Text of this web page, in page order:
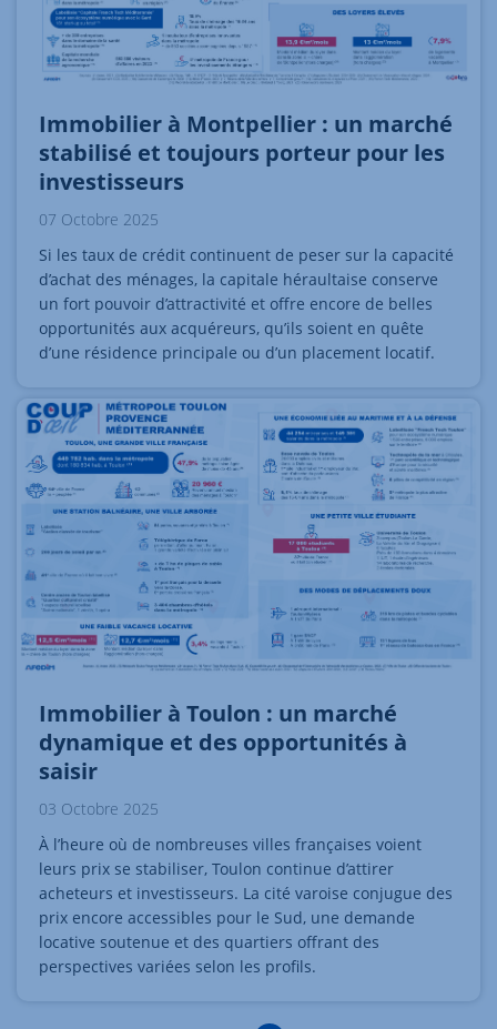
Immobilier à Montpellier : un marché
stabilisé et toujours porteur pour les
investisseurs
07 Octobre 2025
Si les taux de crédit continuent de peser sur la capacité
d’achat des ménages, la capitale héraultaise conserve
un fort pouvoir d’attractivité et offre encore de belles
opportunités aux acquéreurs, qu’ils soient en quête
d’une résidence principale ou d’un placement locatif.
Immobilier à Toulon : un marché
dynamique et des opportunités à
saisir
03 Octobre 2025
À l’heure où de nombreuses villes françaises voient
leurs prix se stabiliser, Toulon continue d’attirer
acheteurs et investisseurs. La cité varoise conjugue des
prix encore accessibles pour le Sud, une demande
locative soutenue et des quartiers offrant des
perspectives variées selon les profils.